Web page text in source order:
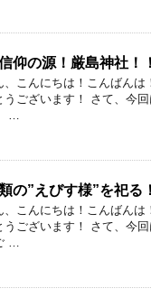
仰の源！厳島神社！！
、こんにちは！こんばん
うございます！ さて、今
…
の”えびす様”を祀る
、こんにちは！こんばん
うございます！ さて、今
…